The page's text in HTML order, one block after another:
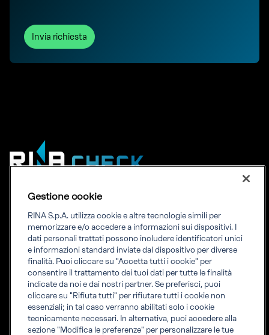
Invia richiesta
ACCREDIA quale organismo di ispezione di tipo A ai sensi
dell'UNI CEI EN ISO/IEC 17020 nel settore delle costruzioni edili,
delle opere di ingegneria civile in generale ed impiantistica
connessa nonché per delle opere impiantistiche industriali.
RINACheck
Legal info
Gestione cookie
RINA S.p.A. utilizza cookie e altre tecnologie simili per
memorizzare e/o accedere a informazioni sui dispositivi. I
dati personali trattati possono includere identificatori unici
e informazioni standard inviate dal dispositivo per diverse
finalità. Puoi cliccare su "Accetta tutti i cookie" per
consentire il trattamento dei tuoi dati per tutte le finalità
indicate da noi e dai nostri partner. Se preferisci, puoi
cliccare su "Rifiuta tutti" per rifiutare tutti i cookie non
essenziali; in tal caso verranno abilitati solo i cookie
tecnicamente necessari. In alternativa, puoi accedere alla
sezione "Modifica le preferenze" per personalizzare le tue